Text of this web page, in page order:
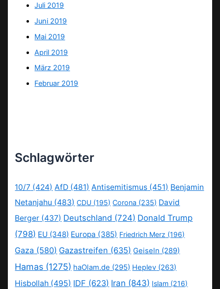
Juli 2019
Juni 2019
Mai 2019
April 2019
März 2019
Februar 2019
Schlagwörter
10/7 (424) AfD (481) Antisemitismus (451) Benjamin
Netanjahu (483) CDU (195) Corona (235) David
Berger (437) Deutschland (724) Donald Trump
(798) EU (348) Europa (385) Friedrich Merz (196)
Gaza (580) Gazastreifen (635) Geiseln (289)
Hamas (1275) haOlam.de (295) Heplev (263)
Hisbollah (495) IDF (623) Iran (843) Islam (216)